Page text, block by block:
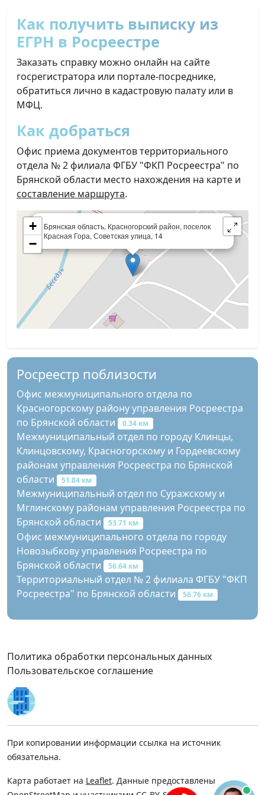
Как получить выписку из
ЕГРН в Росреестре
Заказать справку можно онлайн на сайте
госрегистратора или портале-посреднике,
обратиться лично в кадастровую палату или в
МФЦ.
Как добраться
Офис приема документов территориального
отдела № 2 филиала ФГБУ "ФКП Росреестра" по
Брянской области место нахождения на карте и
составление маршрута.
Брянская область, Красногорский район, поселок
Красная Гора, Советская улица, 14
×
+
−
Росреестр поблизости
Офис межмуниципального отдела по
Красногорскому району управления Росреестра
по Брянской области
0.34 км
Межмуниципальный отдел по городу Клинцы,
Клинцовскому, Красногорскому и Гордеевскому
районам управления Росреестра по Брянской
области
51.84 км
Межмуниципальный отдел по Суражскому и
Мглинскому районам управления Росреестра по
Брянской области
53.71 км
Офис межмуниципального отдела по городу
Новозыбкову управления Росреестра по
Брянской области
56.64 км
Территориальный отдел № 2 филиала ФГБУ "ФКП
Росреестра" по Брянской области
56.76 км
Политика обработки персональных данных
Пользовательское соглашение
При копировании информации ссылка на источник
обязательна.
Карта работает на Leaflet. Данные предоставлены